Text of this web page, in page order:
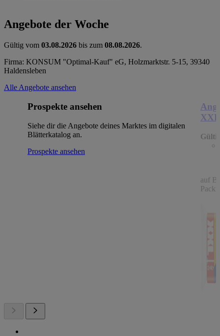
Angebote der Woche
Gültig vom 03.08.2026 bis zum 08.08.2026.
Firma: KONSUM "Optimal-Kauf" eG, Holzmarktstr. 5-15, 39340
Haldensleben
Alle Angebote ansehen
Prospekte ansehen
Siehe dir die Angebote deines Marktes im digitalen
Blätterkatalog an.
Prospekte ansehen
XXL
auf